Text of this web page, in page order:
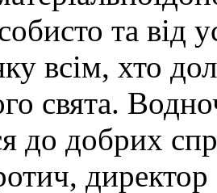
та
всім, хто
свята.
до добрих